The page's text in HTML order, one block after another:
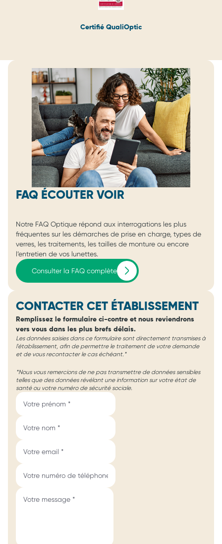
Certifié QualiOptic
FAQ ÉCOUTER VOIR
Notre FAQ Optique répond aux interrogations les plus
fréquentes sur les démarches de prise en charge, types de
verres, les traitements, les tailles de monture ou encore
l’entretien de vos lunettes.
Consulter la FAQ complète
CONTACTER CET ÉTABLISSEMENT
Remplissez le formulaire ci-contre et nous reviendrons
vers vous dans les plus brefs délais.
Les données saisies dans ce formulaire sont directement transmises à
l'établissement, afin de permettre le traitement de votre demande
et de vous recontacter le cas échéant.*
*Nous vous remercions de ne pas transmettre de données sensibles
telles que des données révélant une information sur votre état de
santé ou votre numéro de sécurité sociale.